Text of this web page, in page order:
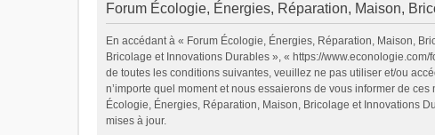
Forum Écologie, Énergies, Réparation, Maison,
En accédant à « Forum Écologie, Énergies, Réparation, Maison,
Bricolage et Innovations Durables », « https://
de toutes les conditions suivantes, veuillez ne pas utiliser et/ou
n’importe quel moment et nous essaierons de vous informer de
Écologie, Énergies, Réparation, Maison, Bricolage et Innovations
mises à jour.